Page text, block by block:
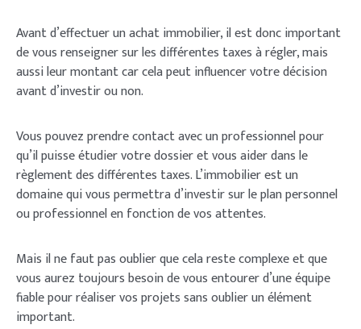
Avant d’effectuer un achat immobilier, il est donc important
de vous renseigner sur les différentes taxes à régler, mais
aussi leur montant car cela peut influencer votre décision
avant d’investir ou non.
Vous pouvez prendre contact avec un professionnel pour
qu’il puisse étudier votre dossier et vous aider dans le
règlement des différentes taxes. L’immobilier est un
domaine qui vous permettra d’investir sur le plan personnel
ou professionnel en fonction de vos attentes.
Mais il ne faut pas oublier que cela reste complexe et que
vous aurez toujours besoin de vous entourer d’une équipe
fiable pour réaliser vos projets sans oublier un élément
important.